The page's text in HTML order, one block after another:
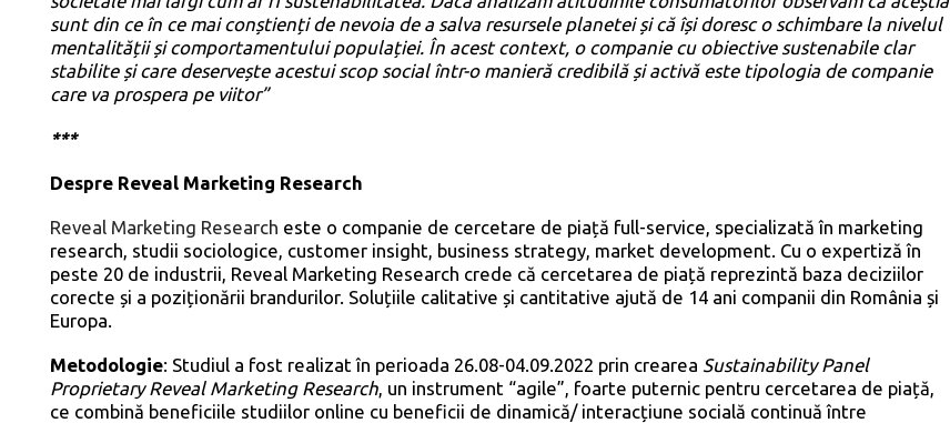
sunt din ce în ce mai conștienți de nevoia de a salva resursele planetei și că își doresc o schimbare la nivelul
mentalității și comportamentului populației. În acest context, o companie cu obiective sustenabile clar
stabilite și care deservește acestui scop social într-o manieră credibilă și activă este tipologia de companie
care va prospera pe viitor”
***
Despre Reveal Marketing Research
Reveal Marketing Research este o companie de cercetare de piață full-service, specializată în marketing
research, studii sociologice, customer insight, business strategy, market development. Cu o expertiză în
peste 20 de industrii, Reveal Marketing Research crede că cercetarea de piață reprezintă baza deciziilor
corecte și a poziționării brandurilor. Soluțiile calitative și cantitative ajută de 14 ani companii din România și
Europa.
Metodologie: Studiul a fost realizat în perioada 26.08-04.09.2022 prin crearea Sustainability Panel
Proprietary Reveal Marketing Research, un instrument “agile”, foarte puternic pentru cercetarea de piață,
ce combină beneficiile studiilor online cu beneficii de dinamică/ interacțiune socială continuă între